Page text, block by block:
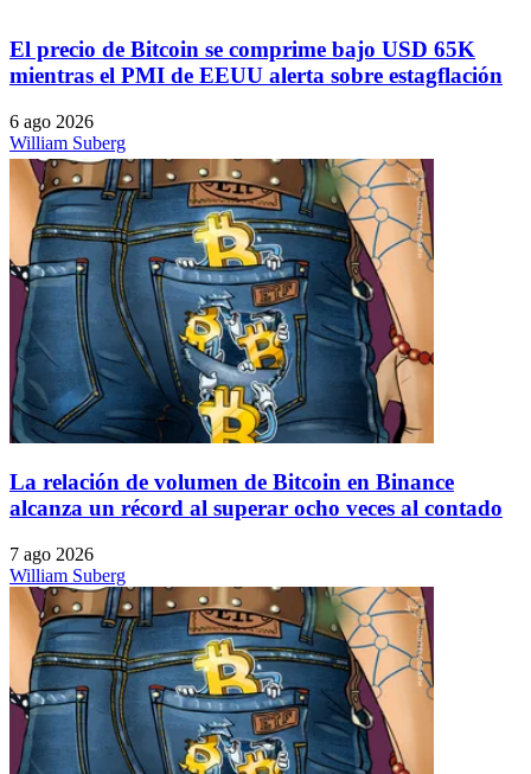
El precio de Bitcoin se comprime bajo USD 65K
mientras el PMI de EEUU alerta sobre estagflación
6 ago 2026
William Suberg
La relación de volumen de Bitcoin en Binance
alcanza un récord al superar ocho veces al contado
7 ago 2026
William Suberg